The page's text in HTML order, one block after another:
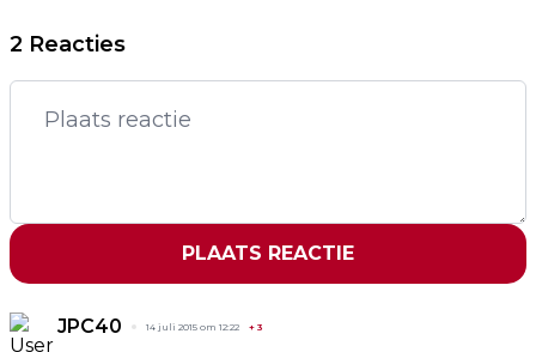
2 Reacties
PLAATS REACTIE
JPC40 14 juli 2015 om 12:22 + 3